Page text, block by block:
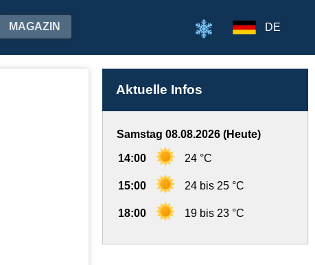
MAGAZIN DE
Aktuelle Infos
Samstag 08.08.2026 (Heute)
14:00 24 °C
15:00 24 bis 25 °C
18:00 19 bis 23 °C